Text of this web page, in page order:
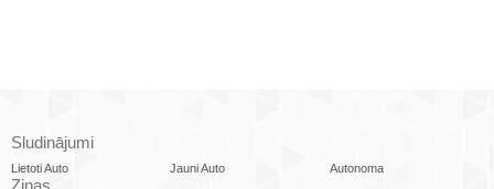
Sludinājumi
Lietoti Auto Jauni Auto Autonoma
Ziņas